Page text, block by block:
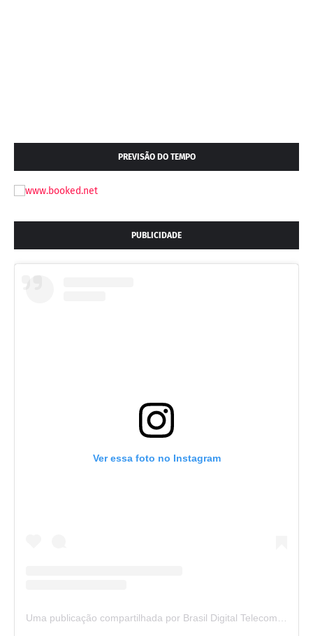
PREVISÃO DO TEMPO
PUBLICIDADE
Ver essa foto no Instagram